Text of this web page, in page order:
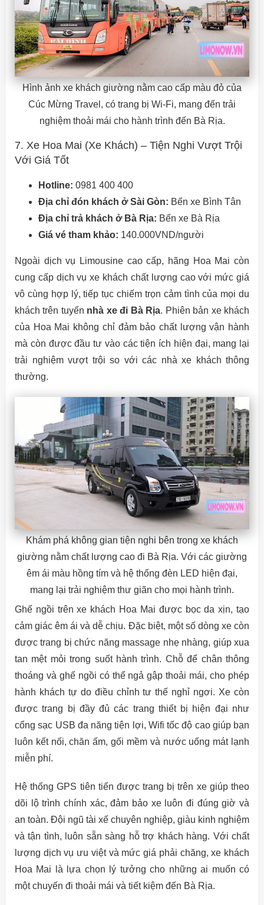
Hình ảnh xe khách giường nằm cao cấp màu đỏ của
Cúc Mừng Travel, có trang bị Wi-Fi, mang đến trải
nghiệm thoải mái cho hành trình đến Bà Rịa.
7. Xe Hoa Mai (Xe Khách) – Tiện Nghi Vượt Trội
Với Giá Tốt
Hotline: 0981 400 400
Địa chỉ đón khách ở Sài Gòn: Bến xe Bình Tân
Địa chỉ trả khách ở Bà Rịa: Bến xe Bà Rịa
Giá vé tham khảo: 140.000VND/người
Ngoài dịch vụ Limousine cao cấp, hãng Hoa Mai còn
cung cấp dịch vụ xe khách chất lượng cao với mức giá
vô cùng hợp lý, tiếp tục chiếm trọn cảm tình của mọi du
khách trên tuyến nhà xe đi Bà Rịa. Phiên bản xe khách
của Hoa Mai không chỉ đảm bảo chất lượng vận hành
mà còn được đầu tư vào các tiện ích hiện đại, mang lại
trải nghiệm vượt trội so với các nhà xe khách thông
thường.
Khám phá không gian tiện nghi bên trong xe khách
giường nằm chất lượng cao đi Bà Rịa. Với các giường
êm ái màu hồng tím và hệ thống đèn LED hiện đại,
mang lại trải nghiệm thư giãn cho mọi hành trình.
Ghế ngồi trên xe khách Hoa Mai được bọc da xịn, tạo
cảm giác êm ái và dễ chịu. Đặc biệt, một số dòng xe còn
được trang bị chức năng massage nhẹ nhàng, giúp xua
tan mệt mỏi trong suốt hành trình. Chỗ để chân thông
thoáng và ghế ngồi có thể ngả gập thoải mái, cho phép
hành khách tự do điều chỉnh tư thế nghỉ ngơi. Xe còn
được trang bị đầy đủ các trang thiết bị hiện đại như
cổng sạc USB đa năng tiện lợi, Wifi tốc độ cao giúp bạn
luôn kết nối, chăn ấm, gối mềm và nước uống mát lạnh
miễn phí.
Hệ thống GPS tiên tiến được trang bị trên xe giúp theo
dõi lộ trình chính xác, đảm bảo xe luôn đi đúng giờ và
an toàn. Đội ngũ tài xế chuyên nghiệp, giàu kinh nghiệm
và tận tình, luôn sẵn sàng hỗ trợ khách hàng. Với chất
lượng dịch vụ ưu việt và mức giá phải chăng, xe khách
Hoa Mai là lựa chọn lý tưởng cho những ai muốn có
một chuyến đi thoải mái và tiết kiệm đến Bà Rịa.